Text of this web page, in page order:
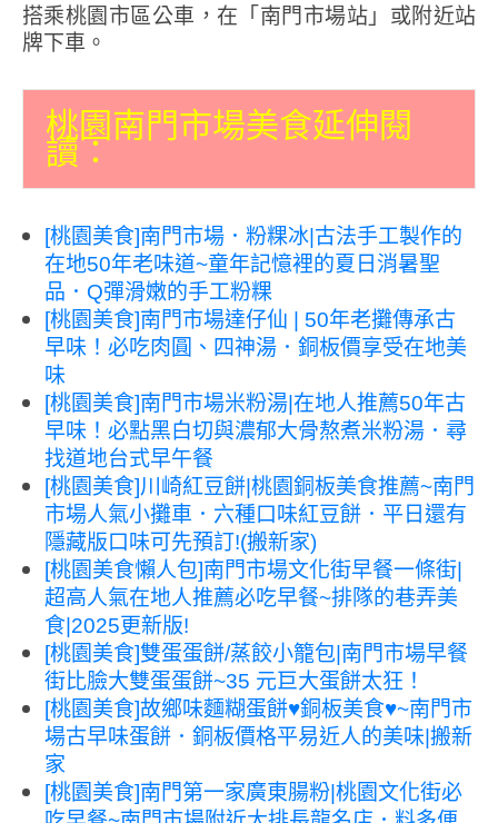
搭乘桃園市區公車，在「南門市場站」或附近站
牌下車。
桃園南門市場美食延伸閱
讀：
[桃園美食]南門市場．粉粿冰|古法手工製作的
在地50年老味道~童年記憶裡的夏日消暑聖
品．Q彈滑嫩的手工粉粿
[桃園美食]南門市場達仔仙 | 50年老攤傳承古
早味！必吃肉圓、四神湯．銅板價享受在地美
味
[桃園美食]南門市場米粉湯|在地人推薦50年古
早味！必點黑白切與濃郁大骨熬煮米粉湯．尋
找道地台式早午餐
[桃園美食]川崎紅豆餅|桃園銅板美食推薦~南門
市場人氣小攤車．六種口味紅豆餅．平日還有
隱藏版口味可先預訂!(搬新家)
[桃園美食懶人包]南門市場文化街早餐一條街|
超高人氣在地人推薦必吃早餐~排隊的巷弄美
食|2025更新版!
[桃園美食]雙蛋蛋餅/蒸餃小籠包|南門市場早餐
街比臉大雙蛋蛋餅~35 元巨大蛋餅太狂！
[桃園美食]故鄉味麵糊蛋餅♥銅板美食♥~南門市
場古早味蛋餅．銅板價格平易近人的美味|搬新
家
[桃園美食]南門第一家廣東腸粉|桃園文化街必